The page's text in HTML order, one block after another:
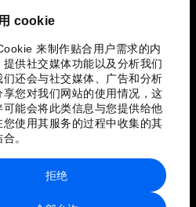
cookie
来制作贴合用户需求的内
提供社交媒体功能以及分析我们
们还会与社交媒体、广告和分析
享您对我们网站的使用情况，这
可能会将此类信息与您提供给他
您使用其服务的过程中收集的其
。
拒绝